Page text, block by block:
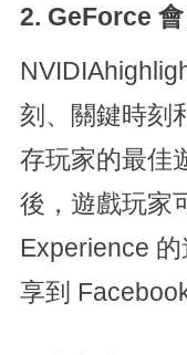
2. GeForce
刻、關鍵時刻
存玩家的最佳
後，遊戲玩家
Experience
享到